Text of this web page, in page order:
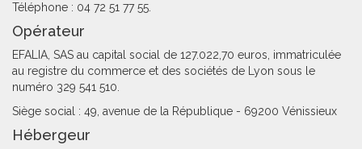
Téléphone : 04 72 51 77 55.
Opérateur
EFALIA, SAS au capital social de 127.022,70 euros, immatriculée
au registre du commerce et des sociétés de Lyon sous le
numéro 329 541 510.
Siège social : 49, avenue de la République - 69200 Vénissieux
Hébergeur